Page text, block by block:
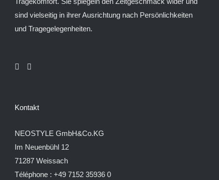
sind vielseitig in ihrer Ausrichtung nach Persönlichkeiten
und Tragegelegenheiten.
Kontakt
NEOSTYLE GmbH&Co.KG
Im Neuenbühl 12
71287 Weissach
Téléphone : +49 7152 35936 0